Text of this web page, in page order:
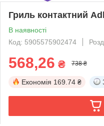
Гриль контактний
В наявності
Код: 5905575902474
568,26 ₴ 738 ₴
Економія 169.74 ₴